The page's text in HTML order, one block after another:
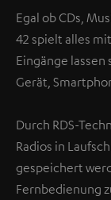
Egal ob CDs,
42 spielt alles
Eingänge lassen
Gerät,
Durch RDS-
Radios in
gespeichert
Fernbedienung